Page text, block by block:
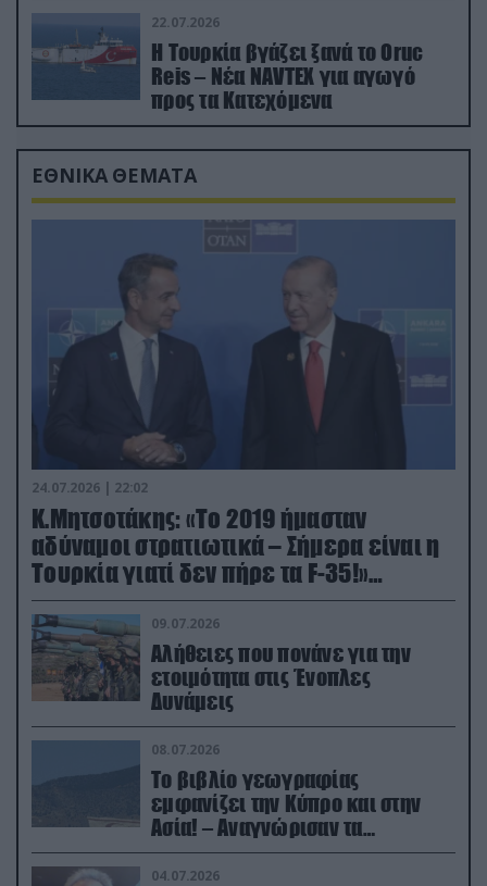
22.07.2026
Η Τουρκία βγάζει ξανά το Oruc
Reis – Νέα NAVTEX για αγωγό
προς τα Κατεχόμενα
ΕΘΝΙΚΑ ΘΕΜΑΤΑ
24.07.2026 | 22:02
Κ.Μητσοτάκης: «Το 2019 ήμασταν
αδύναμοι στρατιωτικά – Σήμερα είναι η
Τουρκία γιατί δεν πήρε τα F-35!»
(βίντεο)
09.07.2026
Αλήθειες που πονάνε για την
ετοιμότητα στις Ένοπλες
Δυνάμεις
08.07.2026
Το βιβλίο γεωγραφίας
εμφανίζει την Κύπρο και στην
Ασία! – Αναγνώρισαν τα
κατεχόμενα; (φωτο)
04.07.2026